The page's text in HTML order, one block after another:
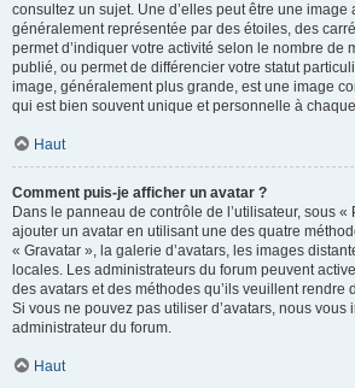
consultez un sujet. Une d’elles peut être une image
généralement représentée par des étoiles, des
permet d’indiquer votre activité selon le nombre de
publié, ou permet de différencier votre statut
image, généralement plus grande, est une image
qui est bien souvent unique et personnelle à
Haut
Comment puis-je afficher un avatar ?
Dans le panneau de contrôle de l’utilisateur, sous «
ajouter un avatar en utilisant une des quatre
« Gravatar », la galerie d’avatars, les images
locales. Les administrateurs du forum peuvent
des avatars et des méthodes qu’ils veuillent rendre
Si vous ne pouvez pas utiliser d’avatars, nous vous
administrateur du forum.
Haut